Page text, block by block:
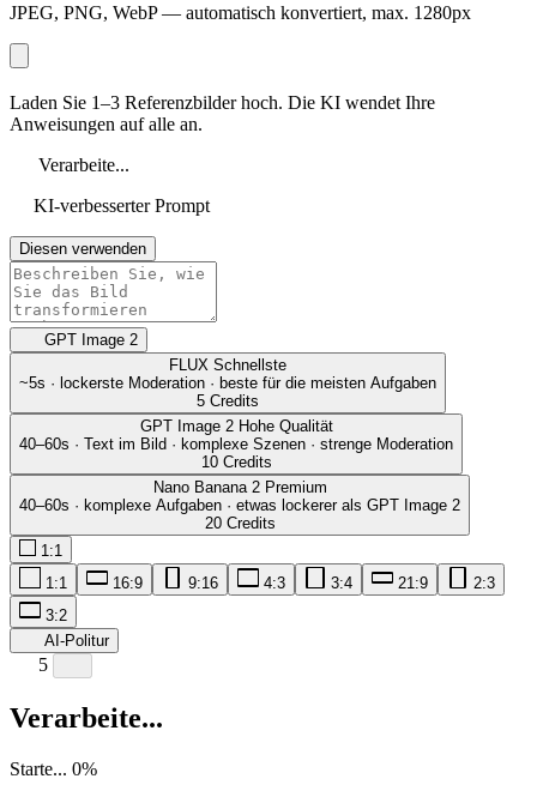
JPEG, PNG, WebP — automatisch konvertiert, max. 1280px
Laden Sie 1–3 Referenzbilder hoch. Die KI wendet Ihre
Anweisungen auf alle an.
Verarbeite...
KI-verbesserter Prompt
Diesen verwenden
GPT Image 2
FLUX Schnellste
~5s · lockerste Moderation · beste für die meisten Aufgaben
5 Credits
GPT Image 2 Hohe Qualität
40–60s · Text im Bild · komplexe Szenen · strenge Moderation
10 Credits
Nano Banana 2 Premium
40–60s · komplexe Aufgaben · etwas lockerer als GPT Image 2
20 Credits
1:1
1:1
16:9 9:16 4:3 3:4 21:9
2:3
3:2
AI-Politur
5
Verarbeite...
Starte... 0%